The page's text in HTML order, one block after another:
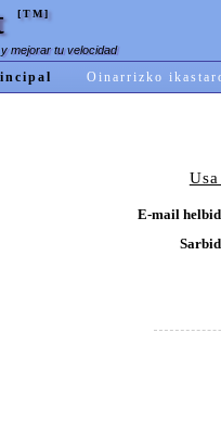
[TM]
mejorar tu velocidad
Oinarrizko
E-mail